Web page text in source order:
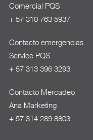
Comercial PQS
+ 57 310 763 5937
Contacto emergencias
Service PQS
+ 57 313 396 3293
Contacto Mercadeo
Ana Marketing
+ 57 314 289 8803